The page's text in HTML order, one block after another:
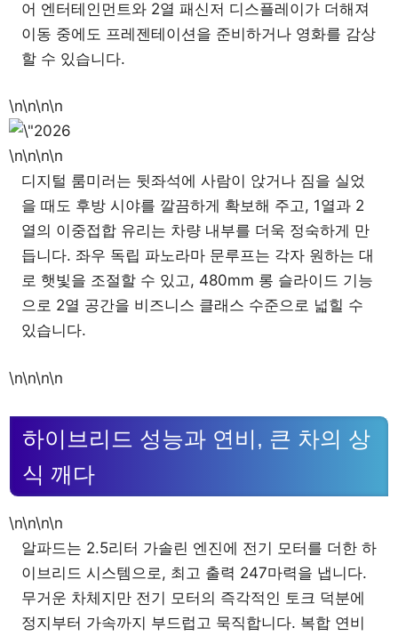
어 엔터테인먼트와 2열 패신저 디스플레이가 더해져
이동 중에도 프레젠테이션을 준비하거나 영화를 감상
할 수 있습니다.
\n\n\n\n
\n\n\n\n
디지털 룸미러는 뒷좌석에 사람이 앉거나 짐을 실었
을 때도 후방 시야를 깔끔하게 확보해 주고, 1열과 2
열의 이중접합 유리는 차량 내부를 더욱 정숙하게 만
듭니다. 좌우 독립 파노라마 문루프는 각자 원하는 대
로 햇빛을 조절할 수 있고, 480mm 롱 슬라이드 기능
으로 2열 공간을 비즈니스 클래스 수준으로 넓힐 수
있습니다.
\n\n\n\n
하이브리드 성능과 연비, 큰 차의 상
식 깨다
\n\n\n\n
알파드는 2.5리터 가솔린 엔진에 전기 모터를 더한 하
이브리드 시스템으로, 최고 출력 247마력을 냅니다.
무거운 차체지만 전기 모터의 즉각적인 토크 덕분에
정지부터 가속까지 부드럽고 묵직합니다. 복합 연비